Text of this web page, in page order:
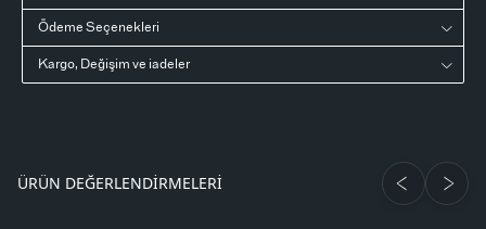
Ödeme Seçenekleri
Kargo, Değişim ve iadeler
ÜRÜN DEĞERLENDIRMELERI